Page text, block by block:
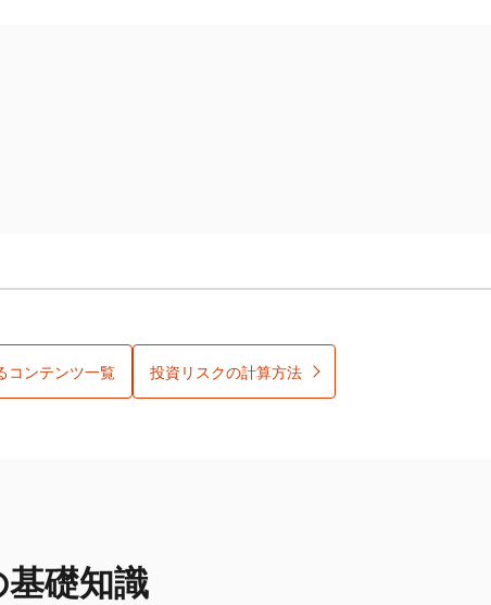
コンテンツ一覧 投資リスクの計算方法
礎知識